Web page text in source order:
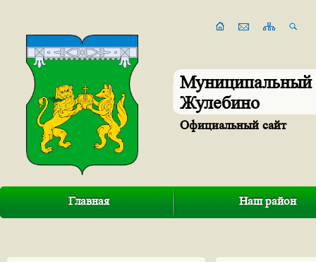
Муниципальный
Жулебино
Официальный сайт
Главная Наш район